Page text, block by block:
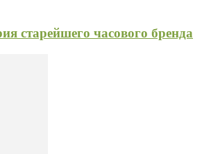
старейшего часового бренда